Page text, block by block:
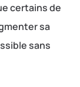
certains de
sa
sans